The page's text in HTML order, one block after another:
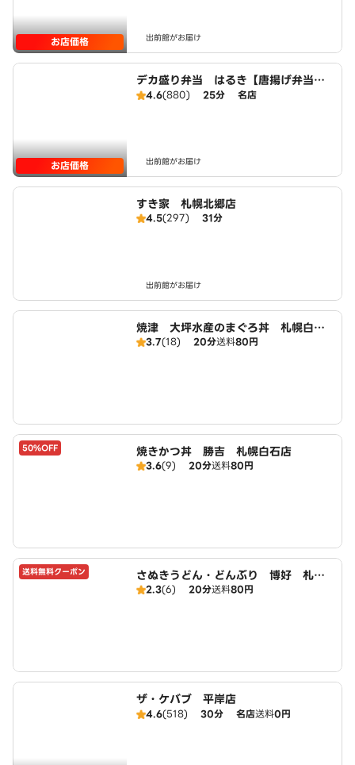
お店価格 出前館がお届け
お店価格
デカ盛り弁当 はるき【唐揚げ弁当
屋】 菊水店
4.6(880) 25分 名店
出前館がお届け
すき家 札幌北郷店
4.5(297) 31分
出前館がお届け
焼津 大坪水産のまぐろ丼 札幌白石
店3.7(18) 20分送料80円
50%OFF 焼きかつ丼 勝吉 札幌白石店
3.6(9) 20分送料80円
送料無料クーポン
さぬきうどん・どんぶり 博好 札幌
白石店
2.3(6) 20分送料80円
ザ・ケバブ 平岸店
4.6(518) 30分 名店送料0円